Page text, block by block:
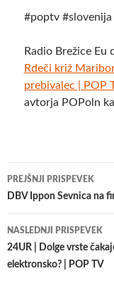
#poptv
Radio Brežice Eu
Rdeči križ
prebivalec | POP
avtorja POPoln
Krmarjenje
po
prispevkih
PREJŠNJI PRISPEVEK
DBV Ippon Sevnica na
NASLEDNJI PRISPEVEK
24UR | Dolge vrste
elektronsko? | POP TV